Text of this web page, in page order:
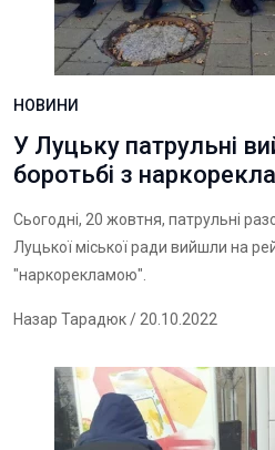
НОВИНИ
У Луцьку патрульні
боротьбі з
Сьогодні, 20 жовтня, патрульні
Луцької міської ради вийшли на
"наркорекламою".
Назар Тарадюк/ 20.10.2022